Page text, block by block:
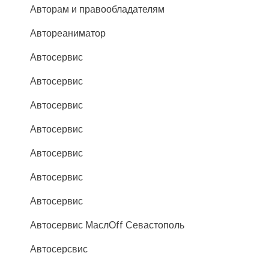
Авторам и правообладателям
Автореаниматор
Автосервис
Автосервис
Автосервис
Автосервис
Автосервис
Автосервис
Автосервис
Автосервис МаслОff Севастополь
Автосерсвис